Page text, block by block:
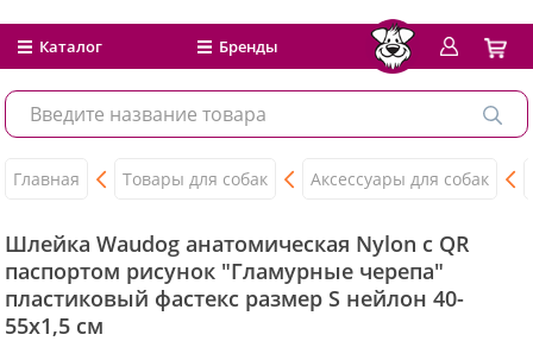
Каталог Бренды
Главная Товары для собак Аксессуары для собак
Шлейка Waudog анатомическая Nylon c QR
паспортом рисунок "Гламурные черепа"
пластиковый фастекс размер S нейлон 40-
55x1,5 см